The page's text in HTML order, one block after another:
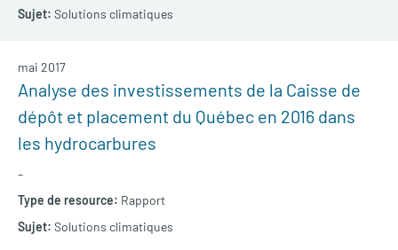
Solutions climatiques
Analyse des investissements de la Caisse de
dépôt et placement du Québec en 2016 dans
les hydrocarbures
–
mai 2017
Rapport
Solutions climatiques